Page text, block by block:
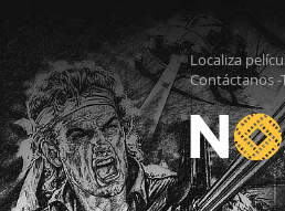
Localiza
Contáctanos